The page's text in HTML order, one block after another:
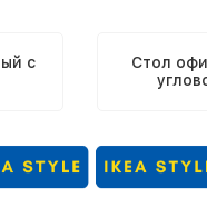
с
Стол